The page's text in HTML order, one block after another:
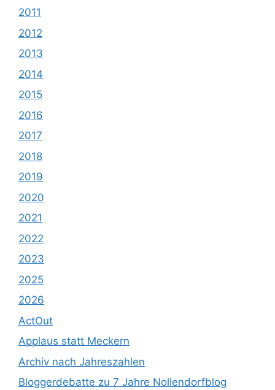
2011
2012
2013
2014
2015
2016
2017
2018
2019
2020
2021
2022
2023
2025
2026
ActOut
Applaus statt Meckern
Archiv nach Jahreszahlen
Bloggerdebatte zu 7 Jahre Nollendorfblog